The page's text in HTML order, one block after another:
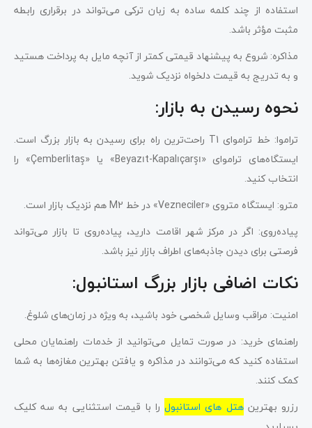
استفاده از چند کلمه ساده به زبان ترکی می‌تواند در برقراری رابطه
مثبت مؤثر باشد.
مذاکره: شروع به پیشنهاد قیمتی کمتر از آنچه مایل به پرداخت هستید
و به تدریج به قیمت دلخواه نزدیک شوید.
نحوه رسیدن به بازار:
تراموا: خط تراموای T1 راحت‌ترین راه برای رسیدن به بازار بزرگ است.
ایستگاه‌های تراموای «Beyazıt-Kapalıçarşı» یا «Çemberlitaş» را
انتخاب کنید.
مترو: ایستگاه متروی «Vezneciler» در خط M2 هم نزدیک بازار است.
پیاده‌روی: اگر در مرکز شهر اقامت دارید، پیاده‌روی تا بازار می‌تواند
فرصتی برای دیدن جاذبه‌های اطراف بازار نیز باشد.
نکات اضافی بازار بزرگ استانبول:
امنیت: مراقب وسایل شخصی خود باشید، به ویژه در زمان‌های شلوغ.
راهنمای خرید: در صورت تمایل می‌توانید از خدمات راهنمایان محلی
استفاده کنید که می‌توانند در مذاکره و یافتن بهترین مغازه‌ها به شما
کمک کنند.
رزرو بهترینهتل های استانبولرا با قیمت استثنایی به سه کلیک